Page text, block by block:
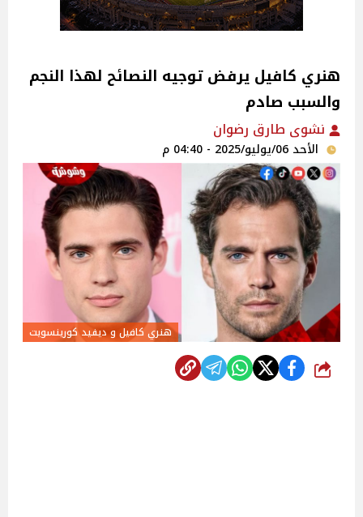
هنري كافيل يرفض توجيه النصائح لهذا النجم
والسبب صادم
نشوى طارق رضوان
الأحد 06/يوليو/2025 - 04:40 م
هنري كافيل و ديفيد كورينسويت
شارك